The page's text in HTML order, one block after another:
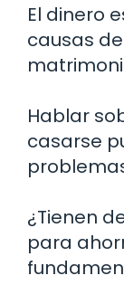
El dinero
causas
Hablar
casarse
¿Tienen
para